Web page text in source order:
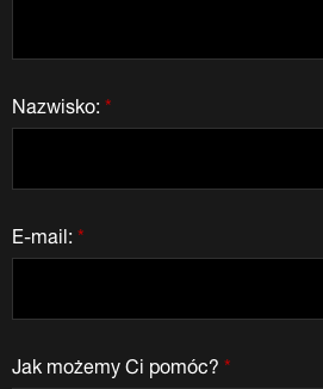
*
Nazwisko:
*
E-mail:
*
Jak możemy Ci pomóc?